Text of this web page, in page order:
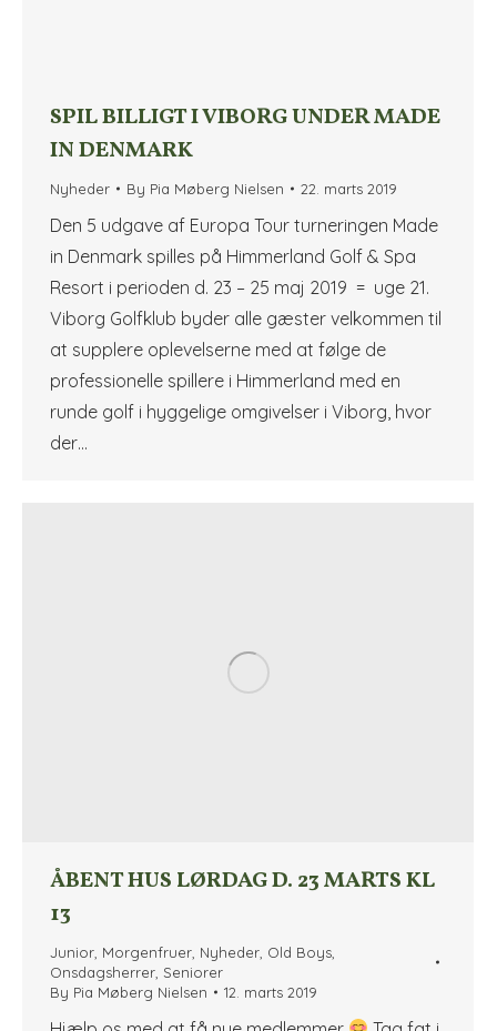
SPIL BILLIGT I VIBORG UNDER MADE
IN DENMARK
Nyheder By Pia Møberg Nielsen 22. marts 2019
Den 5 udgave af Europa Tour turneringen Made
in Denmark spilles på Himmerland Golf & Spa
Resort i perioden d. 23 – 25 maj 2019 = uge 21.
Viborg Golfklub byder alle gæster velkommen til
at supplere oplevelserne med at følge de
professionelle spillere i Himmerland med en
runde golf i hyggelige omgivelser i Viborg, hvor
der…
ÅBENT HUS LØRDAG D. 23 MARTS KL
13
Junior Morgenfruer Nyheder Old Boys
Onsdagsherrer Seniorer
By Pia Møberg Nielsen 12. marts 2019